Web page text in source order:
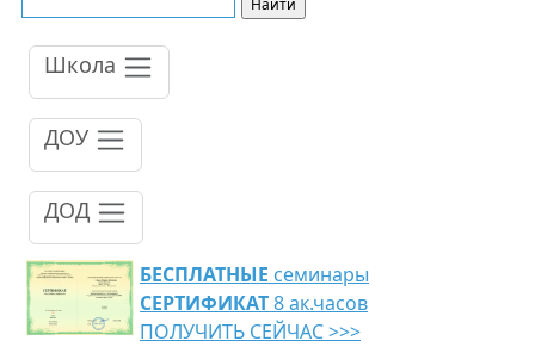
Школа
ДОУ
ДОД
БЕСПЛАТНЫЕ семинары
СЕРТИФИКАТ8 ак.часов
ПОЛУЧИТЬ СЕЙЧАС >>>